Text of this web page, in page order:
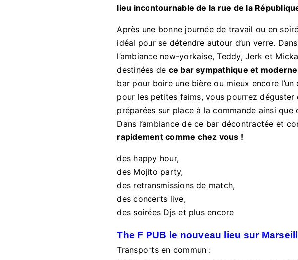
lieu incontournable de la rue de la
Après une bonne journée de travail ou en
idéal pour se détendre autour d’un verre.
l’ambiance new-yorkaise, Teddy, Jerk et
destinées de ce bar sympathique et moderne
bar pour boire une bière ou mieux encore
pour les petites faims, vous pourrez déguster
préparées sur place à la commande ainsi
Dans l’ambiance de ce bar décontractée et
rapidement comme chez vous !
des happy hour,
des Mojito party,
des retransmissions de match,
des concerts live,
des soirées Djs et plus encore
The F PUB le nouveau lieu sur
Transports en commun :